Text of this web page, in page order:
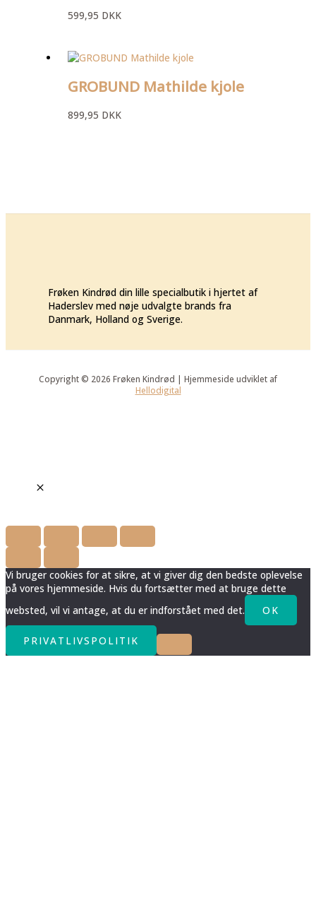
599,95 DKK
GROBUND Mathilde kjole
899,95 DKK
Frøken Kindrød din lille specialbutik i hjertet af
Haderslev med nøje udvalgte brands fra
Danmark, Holland og Sverige.
Copyright © 2026 Frøken Kindrød | Hjemmeside udviklet af
Hellodigital
Vi bruger cookies for at sikre, at vi giver dig den bedste oplevelse
på vores hjemmeside. Hvis du fortsætter med at bruge dette
websted, vil vi antage, at du er indforstået med det.
OK
PRIVATLIVSPOLITIK